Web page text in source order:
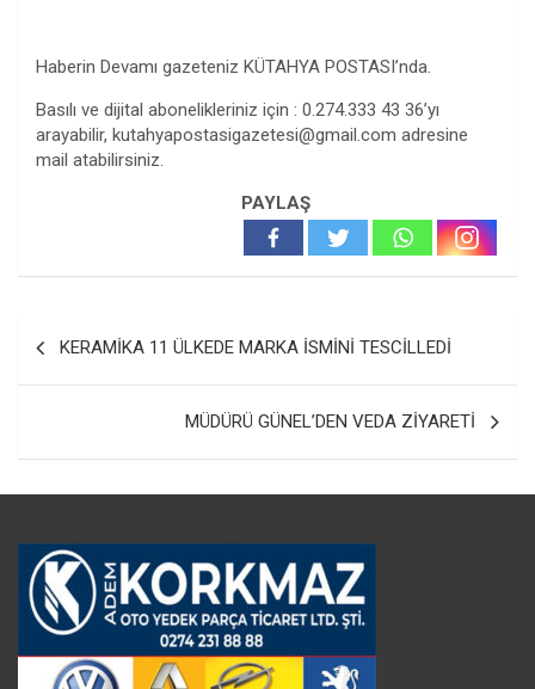
Haberin Devamı gazeteniz KÜTAHYA POSTASI’nda.
Basılı ve dijital abonelikleriniz için : 0.274.333 43 36’yı
arayabilir, kutahyapostasigazetesi@gmail.com adresine
mail atabilirsiniz.
PAYLAŞ
KERAMİKA 11 ÜLKEDE MARKA İSMİNİ TESCİLLEDİ
MÜDÜRÜ GÜNEL’DEN VEDA ZİYARETİ